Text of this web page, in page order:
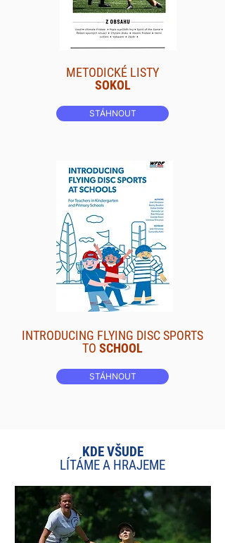
METODICKÉ LISTY
SOKOL
STÁHNOUT
INTRODUCING FLYING DISC SPORTS
TO SCHOOL
STÁHNOUT
KDE VŠUDE
LÍTÁME A HRAJEME